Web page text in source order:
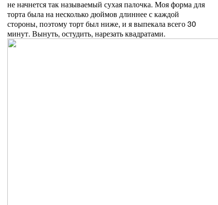
не начнется так называемый сухая палочка. Моя форма для
торта была на несколько дюймов длиннее с каждой
стороны, поэтому торт был ниже, и я выпекала всего 30
минут. Вынуть, остудить, нарезать квадратами.